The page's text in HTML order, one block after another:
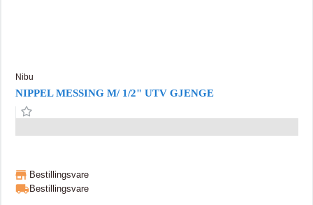
Nibu
NIPPEL MESSING M/ 1/2" UTV GJENGE
Bestillingsvare
Bestillingsvare